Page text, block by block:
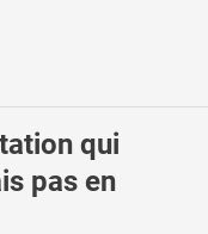
qui
pas en